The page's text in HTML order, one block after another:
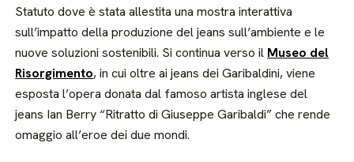
Statuto dove è stata allestita una mostra interattiva
sull’impatto della produzione del jeans sull’ambiente e le
nuove soluzioni sostenibili. Si continua verso il Museo del
Risorgimento, in cui oltre ai jeans dei Garibaldini, viene
esposta l’opera donata dal famoso artista inglese del
jeans Ian Berry “Ritratto di Giuseppe Garibaldi” che rende
omaggio all’eroe dei due mondi.